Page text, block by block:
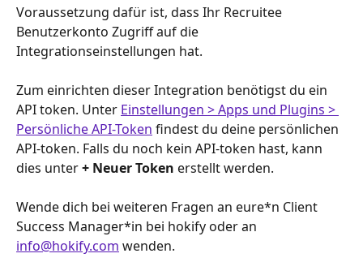
Voraussetzung dafür ist, dass Ihr Recruitee
Benutzerkonto Zugriff auf die
Integrationseinstellungen hat.
Zum einrichten dieser Integration benötigst du ein
API token. Unter Einstellungen > Apps und Plugins >
Persönliche API-Token findest du deine persönlichen
API-token. Falls du noch kein API-token hast, kann
dies unter + Neuer Token erstellt werden.
Wende dich bei weiteren Fragen an eure*n Client
Success Manager*in bei hokify oder an
info@hokify.com wenden.